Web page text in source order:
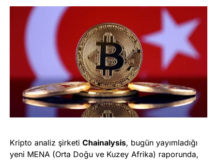
Kripto analiz şirketi Chainalysis, bugün yayımladığı
yeni MENA (Orta Doğu ve Kuzey Afrika) raporunda,